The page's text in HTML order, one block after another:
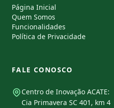
Página Inicial
Quem Somos
Funcionalidades
Política de Privacidade
FALE CONOSCO
Centro de Inovação ACATE:
Cia Primavera SC 401, km 4